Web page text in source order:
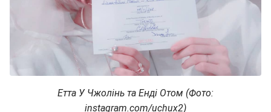
Етта У Чжолінь та Енді Отом (Фото:
instagram.com/uchux2)